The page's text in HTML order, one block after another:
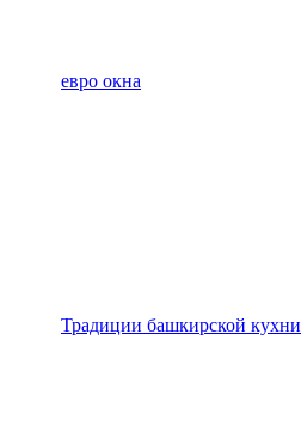
евро окна
Традиции башкирской кухни